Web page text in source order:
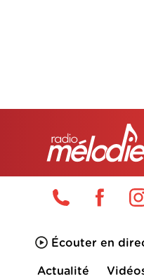
Écouter en
Actualité